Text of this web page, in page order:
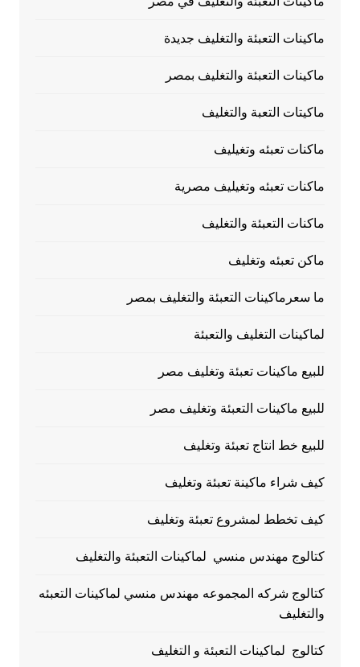
ماكينات التعبئة والتغليف جديدة
ماكينات التعبئة والتغليف بمصر
ماكيتات التعبة والتغليف
ماكنات تعبئه وتغيليف
ماكنات تعبئه وتغيليف مصرية
ماكنات التعبئة والتغليف
ماكن تعبئه وتغليف
ما سعرماكينات التعبئة والتغليف بمصر
لماكينات التغليف والتعبئة
للبيع ماكينات تعبئة وتغليف مصر
للبيع ماكينات التعبئة وتغليف مصر
للبيع خط انتاج تعبئة وتغليف
كيف شراء ماكينة تعبئة وتغليف
كيف تخطط لمشروع تعبئة وتغليف
كتالوج مهندس منسي لماكينات التعبئة والتغليف
كتالوج شركه المجموعه مهندس منسي لماكينات التعبئه
والتغليف
كتالوج لماكينات التعبئة و التغليف